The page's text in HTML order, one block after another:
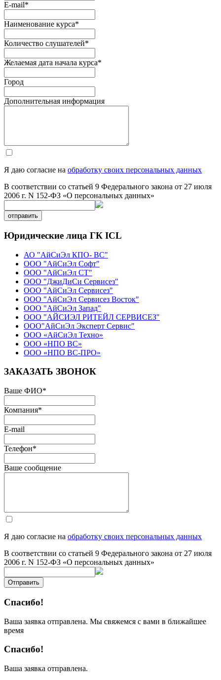
E-mail*
Наименование курса*
Количество слушателей*
Желаемая дата начала курса*
Город
Дополнительная информация
Я даю согласие на обработку своих персональных данных
В соответствии со статьей 9 Федерального закона от 27 июля
2006 г. N 152-ФЗ «О персональных данных»
отправить
Юридические лица ГК ICL
АО "АйСиЭл КПО- ВС"
ООО "АйСиЭл Софт"
ООО "АйСиЭл СТ"
ООО "ДжиДиСи Сервисез"
ООО "АйСиЭл Сервисез"
ООО "АйСиЭл Сервисез Восток"
ООО "АйСиЭл Запад"
ООО "АЙСИЭЛ РИТЕЙЛ СЕРВИСЕЗ"
ООО"АйСиЭл Эксперт Сервис"
ООО «АйСиЭл Техно»
ООО «НПО ВС»
ООО «НПО ВС-ПРО»
ЗАКАЗАТЬ ЗВОНОК
Ваше ФИО*
Компания*
E-mail
Телефон*
Ваше сообщение
Я даю согласие на обработку своих персональных данных
В соответствии со статьей 9 Федерального закона от 27 июля
2006 г. N 152-ФЗ «О персональных данных»
Отправить
Спасибо!
Ваша заявка отправлена. Мы свяжемся с вами в ближайшее
время
Спасибо!
Ваша заявка отправлена.